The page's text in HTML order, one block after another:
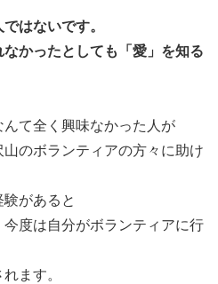
はないです。
かったとしても「愛」を知る
て全く興味なかった人が
のボランティアの方々に助け
があると
度は自分がボランティアに行
ます。